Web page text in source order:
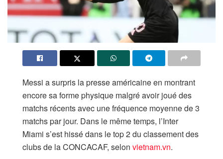
Messi a surpris la presse américaine en montrant
encore sa forme physique malgré avoir joué des
matchs récents avec une fréquence moyenne de 3
matchs par jour. Dans le même temps, l’Inter
Miami s’est hissé dans le top 2 du classement des
clubs de la CONCACAF, selon vietnam.vn.